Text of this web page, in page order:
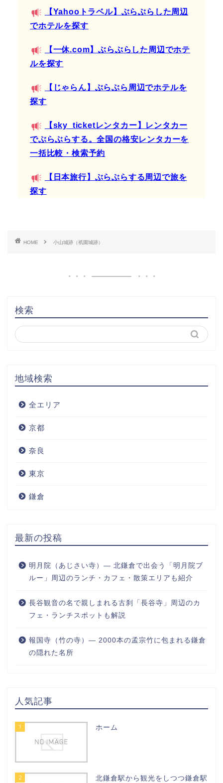
【Yahooトラベル】ぶらぶらした周辺
でホテルを探す
【一休.com】ぶらぶらした周辺でホテ
ルを探す
【じゃらん】ぶらぶら周辺でホテルを
探す
【sky_ticketレンタカー】レンタカー
でぶらぶらする。全国の格安レンタカーを
一括比較・検索予約
【日本旅行】ぶらぶらする周辺で旅を
探す
HOME 小山城跡（祇園城跡）
検索
地域検索
全エリア
京都
奈良
東京
鎌倉
最新の投稿
明月院（あじさい寺）― 北鎌倉で出会う「明月院ブ
ルー」周辺のランチ・カフェ・散策エリアも紹介
長谷観音の名で親しまれる古刹「長谷寺」周辺のカ
フェ・ランチスポットも解説
報国寺（竹の寺）― 2000本の孟宗竹に包まれる鎌倉
の隠れた名所
人気記事
1 ホーム
2
北鎌倉駅から観光をしつつ鎌倉駅